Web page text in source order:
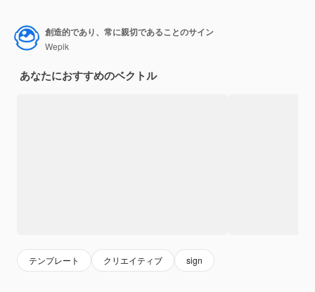
創造的であり、常に親切であることのサイン
Wepik
あなたにおすすめのベクトル
テンプレート クリエイティブ sign